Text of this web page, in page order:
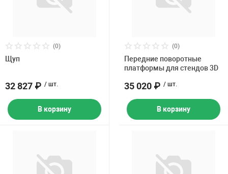
(0)
Щуп
32 827 ₽ / шт.
В корзину
(0)
Передние поворотные
платформы для стендов 3D
35 020 ₽ / шт.
В корзину